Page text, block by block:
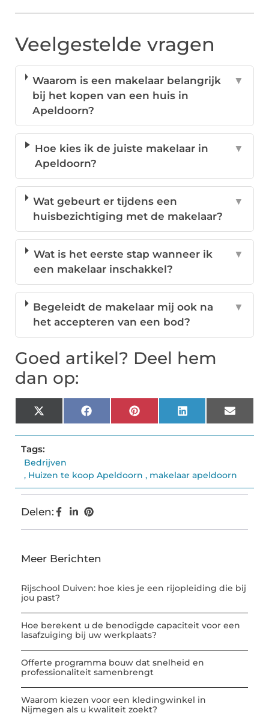
Veelgestelde vragen
Waarom is een makelaar belangrijk
bij het kopen van een huis in
Apeldoorn?
▼
Hoe kies ik de juiste makelaar in
Apeldoorn?
▼
Wat gebeurt er tijdens een
huisbezichtiging met de makelaar?
▼
Wat is het eerste stap wanneer ik
een makelaar inschakkel?
▼
Begeleidt de makelaar mij ook na
het accepteren van een bod?
▼
Goed artikel? Deel hem
dan op:
X
(Twitter)
FacebookPinterestLinkedInEmail
Tags:
Bedrijven
, Huizen te koop Apeldoorn , makelaar apeldoorn
Delen:
Meer Berichten
Rijschool Duiven: hoe kies je een rijopleiding die bij
jou past?
Hoe berekent u de benodigde capaciteit voor een
lasafzuiging bij uw werkplaats?
Offerte programma bouw dat snelheid en
professionaliteit samenbrengt
Waarom kiezen voor een kledingwinkel in
Nijmegen als u kwaliteit zoekt?